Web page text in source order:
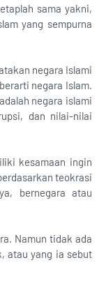
sama yakni,
yang sempurna
negara Islami
negara Islam.
negara islami
dan nilai-nilai
kesamaan ingin
teokrasi
bernegara atau
Namun tidak ada
atau yang ia sebut